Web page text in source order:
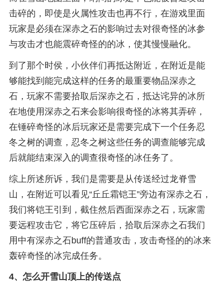
击碎的，即使是火属性攻击也再不行，在游戏里面
玩家是必须在深赤之石的影响过去对很奇怪的冰参
与攻击才也能震碎奇怪的的冰，使其慢慢融化。
到了那个时侯，小伙伴们再抵达附近，在附近是能
够能找到能完成这样的任务的最重要物品深赤之
石，玩家不需要拾取后深赤之石，抵达诧异的冰所
在地使用深赤之石来会影响很奇怪的冰将其弄碎，
在锤碎奇怪的冰后玩家还是需要完成下一个任务忍
冬之树的调查，忍冬之树这些任务的调查能够完成
后就能结束深入的调查很奇怪的冰任务了。
综上所述所诉，我们是需要是从传送经过龙脊雪
山，在附近可以看见“丘丘霜铠王”旁边有深赤之石，
我们将铠王引到，截住然后西面深赤之石，玩家需
要远程攻击它，将它压碎后，拾取后深赤之石我们
用中有深赤之石buff的普通攻击，攻击奇怪的的冰来
轰碎奇怪的冰完成任务。
4、 怎么开雪山顶上的传送点